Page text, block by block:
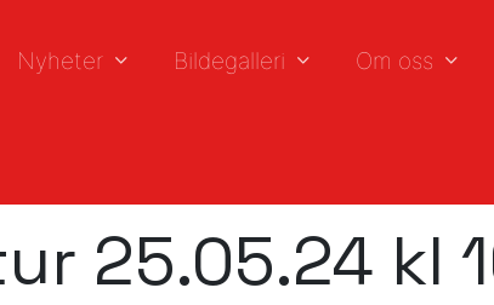
Nyheter Bildegalleri Om oss
25.05.24 kl